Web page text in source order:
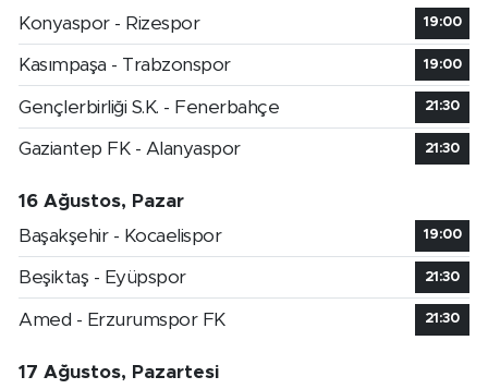
Konyaspor - Rizespor
19:00
Kasımpaşa - Trabzonspor 19:00
Gençlerbirliği S.K. - Fenerbahçe 21:30
Gaziantep FK - Alanyaspor 21:30
16 Ağustos, Pazar
Başakşehir - Kocaelispor
19:00
Beşiktaş - Eyüpspor 21:30
Amed - Erzurumspor FK 21:30
17 Ağustos, Pazartesi